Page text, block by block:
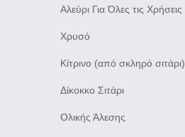
Αλεύρι Για Όλες τις Χρήσεις
Χρυσό
Κίτρινο (από σκληρό σιτάρι)
Δίκοκκο Σιτάρι
Ολικής Άλεσης